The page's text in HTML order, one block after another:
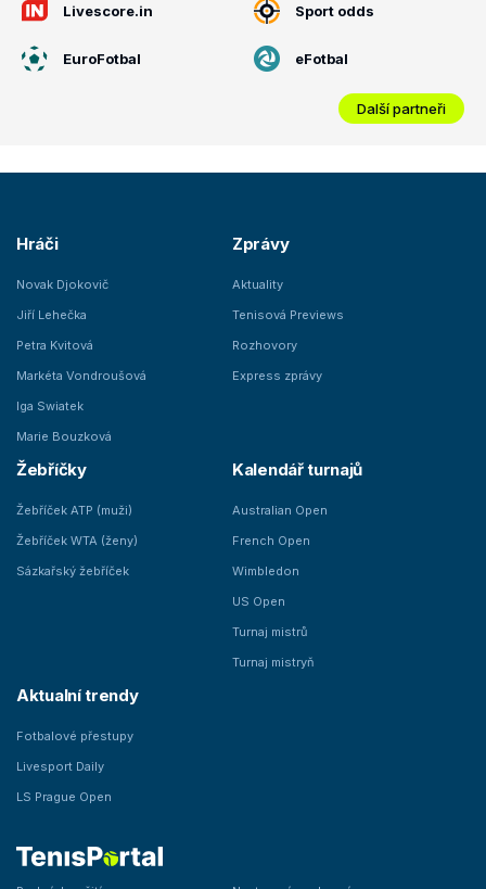
Livescore.in Sport odds
EuroFotbal eFotbal
Další partneři
Hráči
Novak Djokovič
Jiří Lehečka
Petra Kvitová
Markéta Vondroušová
Iga Swiatek
Marie Bouzková
Zprávy
Aktuality
Tenisová Previews
Rozhovory
Express zprávy
Žebříčky
Žebříček ATP (muži)
Žebříček WTA (ženy)
Sázkařský žebříček
Kalendář turnajů
Australian Open
French Open
Wimbledon
US Open
Turnaj mistrů
Turnaj mistryň
Aktualní trendy
Fotbalové přestupy
Livesport Daily
LS Prague Open